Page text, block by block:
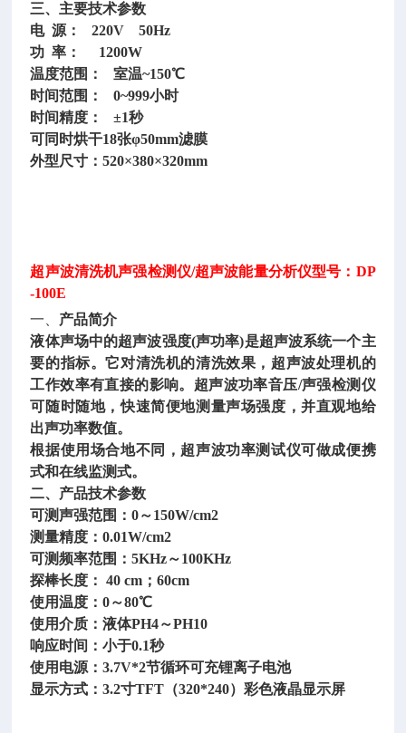
三、主要技术参数
电源： 220V 50Hz
功 率： 1200W
温度范围：
室温~150℃
时间范围：
0~999小时
时间精度：
±1秒
可同时烘干18张φ50mm滤膜
外型尺寸：520×380×320mm
超声波清洗机声强检测仪/超声波能量分析仪型号：DP
-100E
一、 产品简介
液体声场中的超声波强度(声功率)是超声波系统一个主
要的指标。它对清洗机的清洗效果，超声波处理机的
工作效率有直接的影响。超声波功率音压/声强检测仪
可随时随地，快速简便地测量声场强度，并直观地给
出声功率数值。
根据使用场合地不同，超声波功率测试仪可做成便携
式和在线监测式。
二、产品技术参数
可测声强范围：0～150W/cm2
测量精度：0.01W/cm2
可测频率范围：5KHz～100KHz
探棒长度：
40 cm；60cm
使用温度：0～80℃
使用介质：液体PH4～PH10
响应时间：小于0.1秒
使用电源：3.7V*2节循环可充锂离子电池
显示方式：3.2寸TFT（320*240）彩色液晶显示屏